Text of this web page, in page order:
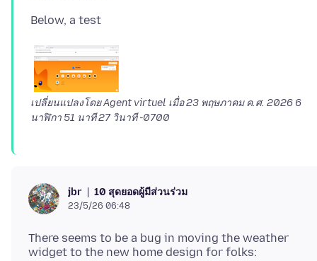
เปลี่ยนแปลงโดย Agent virtuel เมื่อ23 พฤษภาคม ค.ศ. 2026 6
นาฬิกา 51 นาที 27 วินาที -0700
jbr 10 สุดยอดผู้มีส่วนร่วม
23/5/26 06:48
There seems to be a bug in moving the weather